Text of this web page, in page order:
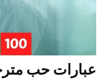
عبارات حب